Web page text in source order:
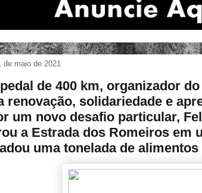
de maio de 2021
de 400 km, organizador
renovação, solidariedade e
um novo desafio particular,
a Estrada dos Romeiros em
uma tonelada de alimentos